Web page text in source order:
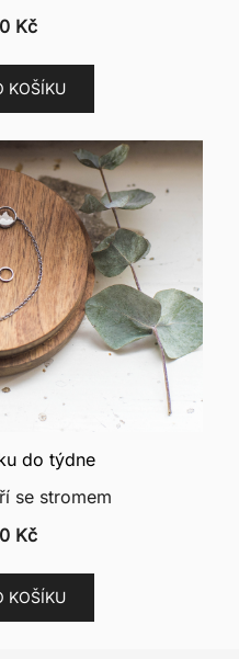
Kč
KOŠÍKU
do týdne
se stromem
Kč
KOŠÍKU